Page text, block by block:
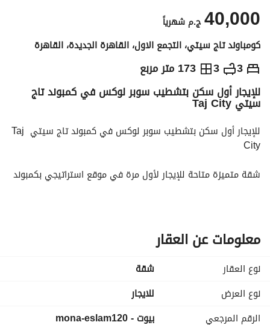
ج.م40,000 شهرياً
كومباوند تاج سيتي، التجمع الاول، القاهرة الجديدة، القاهرة
3
3 173 متر مربع ج.م 40,000شهرياً
الاماكن القريبة
للإيجار أول سكن بتشطيب سوبر لوكس في كمبوند تاج
سيتي Taj City
للإيجار أول سكن بتشطيب سوبر لوكس في كمبوند تاج سيتي Taj
City
المواصفات:
- المساحة: 173 متر مربع.
- حالة الوحدة: أول سكن (لم تسكن من قبل).
- مستوى التشطيب: ألترا سوبر لوكس.
التقسيم الداخلي:
معلومات عن العقار
نوع العقار
شقة
نوع العرض
للايجار
الرقم المرجعي
بيوت - mona-eslam120